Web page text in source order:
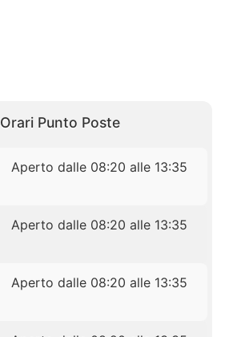
Orari Punto Poste
Aperto dalle 08:20 alle 13:35
Aperto dalle 08:20 alle 13:35
Aperto dalle 08:20 alle 13:35